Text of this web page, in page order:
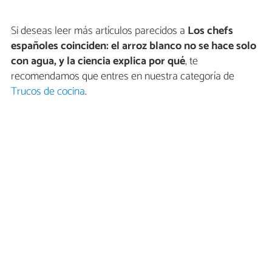
Si deseas leer más artículos parecidos a Los chefs
españoles coinciden: el arroz blanco no se hace solo
con agua, y la ciencia explica por qué, te
recomendamos que entres en nuestra categoría de
Trucos de cocina.